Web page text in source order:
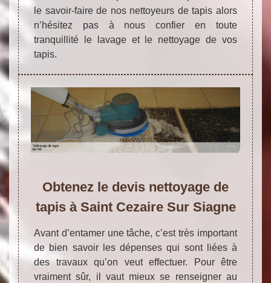
le savoir-faire de nos nettoyeurs de tapis alors
n’hésitez pas à nous confier en toute
tranquillité le lavage et le nettoyage de vos
tapis.
Obtenez le devis nettoyage de
tapis à Saint Cezaire Sur Siagne
Avant d’entamer une tâche, c’est très important
de bien savoir les dépenses qui sont liées à
des travaux qu’on veut effectuer. Pour être
vraiment sûr, il vaut mieux se renseigner au